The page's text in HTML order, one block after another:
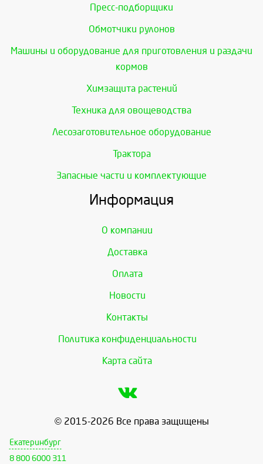
Пресс-подборщики
Обмотчики рулонов
Машины и оборудование для приготовления и раздачи
кормов
Химзащита растений
Техника для овощеводства
Лесозаготовительное оборудование
Трактора
Запасные части и комплектующие
Информация
О компании
Доставка
Оплата
Новости
Контакты
Политика конфиденциальности
Карта сайта
© 2015-2026 Все права защищены
Екатеринбург
8 800 6000 311